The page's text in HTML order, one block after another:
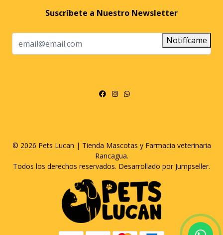
Suscríbete a Nuestro Newsletter
Notifícame
© 2026 Pets Lucan | Tienda Mascotas y Farmacia veterinaria
Rancagua.
Todos los derechos reservados. Desarrollado por Jumpseller.